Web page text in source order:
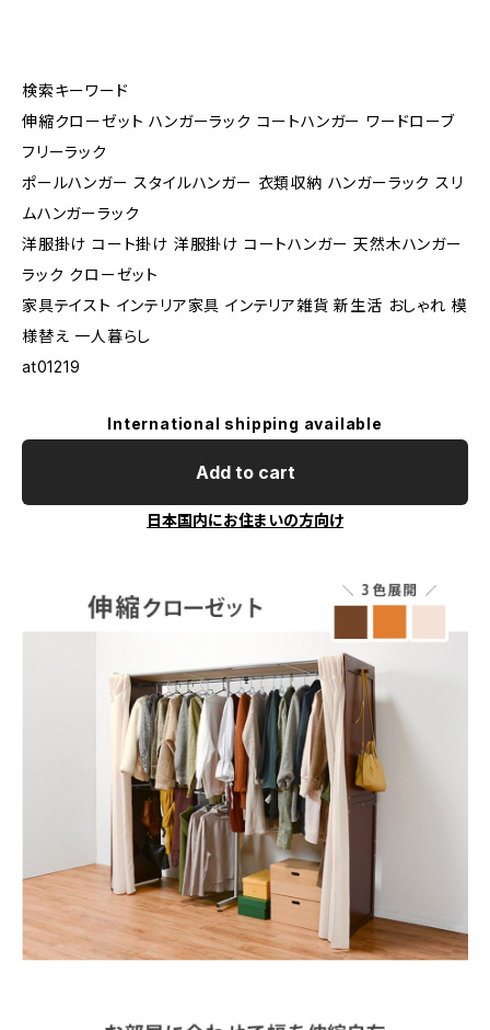
検索キーワード
伸縮クローゼット ハンガーラック コートハンガー ワードローブ
フリーラック
ポールハンガー スタイルハンガー 衣類収納 ハンガーラック スリ
ムハンガーラック
洋服掛け コート掛け 洋服掛け コートハンガー 天然木ハンガー
ラック クローゼット
家具テイスト インテリア家具 インテリア雑貨 新生活 おしゃれ 模
様替え 一人暮らし
at01219
International shipping available
Add to cart
日本国内にお住まいの方向け